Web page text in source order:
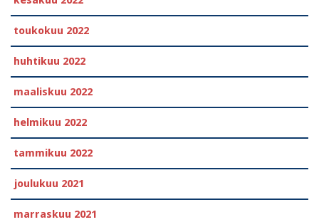
toukokuu 2022
huhtikuu 2022
maaliskuu 2022
helmikuu 2022
tammikuu 2022
joulukuu 2021
marraskuu 2021